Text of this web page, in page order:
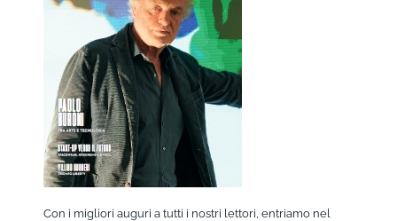
Con i migliori auguri a tutti i nostri lettori, entriamo nel